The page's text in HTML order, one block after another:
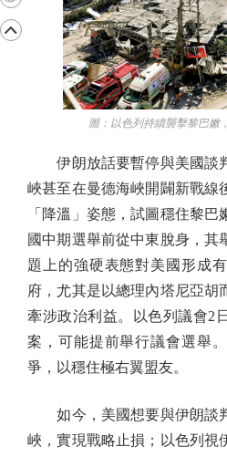
圖：以色列持續襲擊黎巴嫩
伊朗放話要暫停與美國談
峽甚至在曼德海峽開闢新戰線
「降溫」姿態，試圖穩住黎
國中期選舉前從中東脫身，其
題上的強硬表態對美國形成
府，尤其是以總理內塔尼亞胡
牽涉政治利益。以色列議會2
案，可能提前舉行議會選舉
爭，以穩住極右翼盟友。
如今，美國想要與伊朗談
峽，實現戰略止損；以色列視